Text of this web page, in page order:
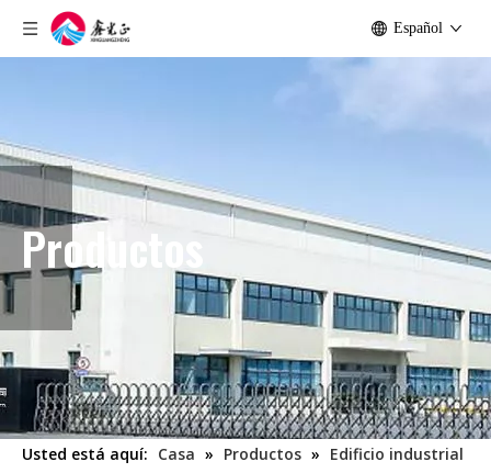
Español
Productos
Usted está aquí: Casa » Productos » Edificio industrial